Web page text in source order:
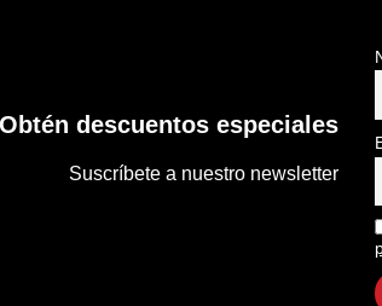
Obtén descuentos especiales
Suscríbete a nuestro newsletter